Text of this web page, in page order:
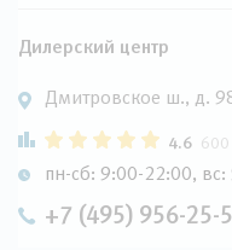
Дилерский центр
Дмитровское ш., д.
4.6 600
пн-сб: 9:00-22:00,
+7 (495) 956-25-